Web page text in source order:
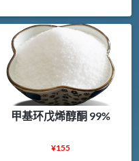
甲基环戊烯醇酮 99%
¥155